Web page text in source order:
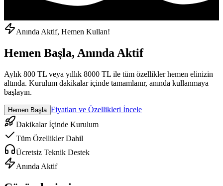
Anında Aktif, Hemen Kullan!
Hemen Başla, Anında Aktif
Aylık 800 TL veya yıllık 8000 TL ile tüm özellikler hemen elinizin
altında. Kurulum dakikalar içinde tamamlanır, anında kullanmaya
başlayın.
Hemen Başla Fiyatları ve Özellikleri İncele
Dakikalar İçinde Kurulum
Tüm Özellikler Dahil
Ücretsiz Teknik Destek
Anında Aktif